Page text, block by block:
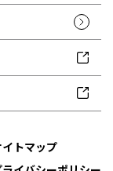
トマップ